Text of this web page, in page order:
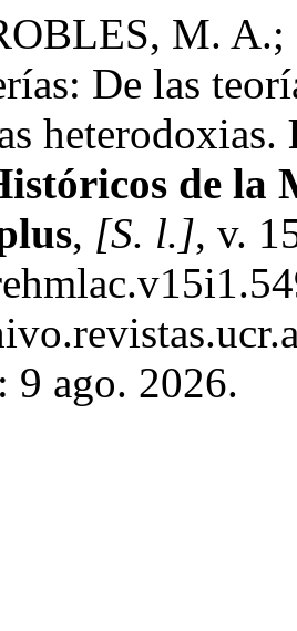
M.
De las
heterodoxias.
de la
, [S. l.], v.
9 ago. 2026.